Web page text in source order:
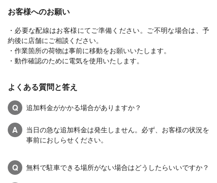
お客様へのお願い
・必要な配線はお客様にてご準備ください。ご不明な場合は、予
約後に店舗にご相談ください。
・作業箇所の荷物は事前に移動をお願いいたします。
・動作確認のために電気を使用いたします。
よくある質問と答え
Q
追加料金がかかる場合がありますか？
A
当日の急な追加料金は発生しません。必ず、お客様の状況を
事前におしらせください。
Q 無料で駐車できる場所がない場合はどうしたらいいですか？